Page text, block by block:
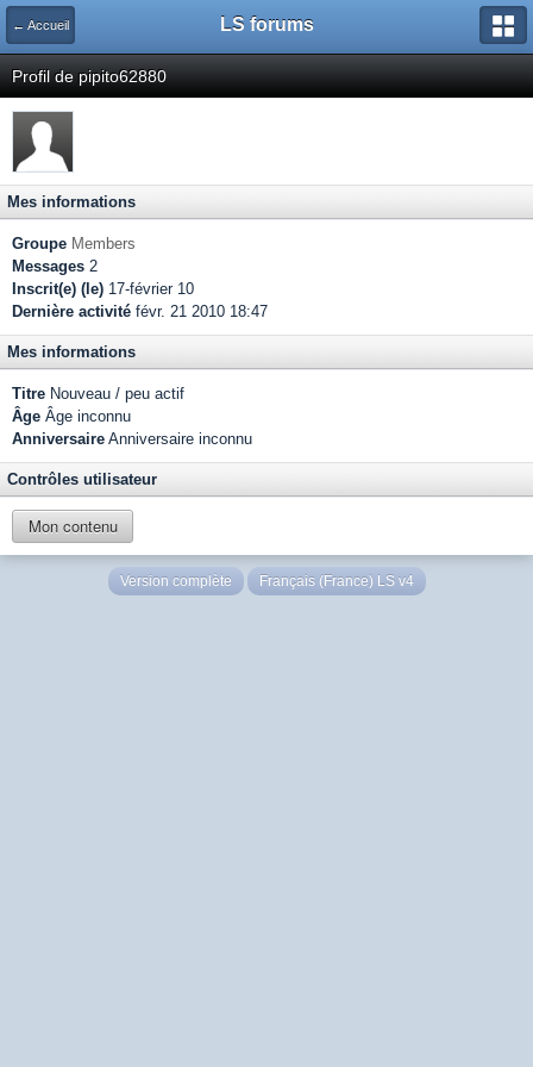
← Accueil LS forums
Profil de pipito62880
Mes informations
Groupe Members
Messages 2
Inscrit(e) (le) 17-février 10
Dernière activité févr. 21 2010 18:47
Mes informations
Titre Nouveau / peu actif
Âge Âge inconnu
Anniversaire Anniversaire inconnu
Contrôles utilisateur
Mon contenu
Version complète Français (France) LS v4